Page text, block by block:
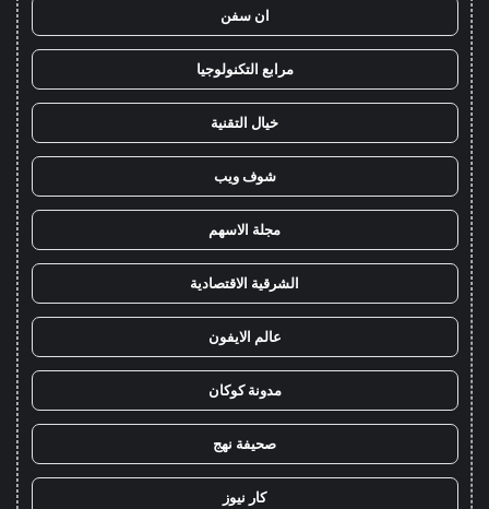
ان سفن
مرابع التكنولوجيا
خيال التقنية
شوف ويب
مجلة الاسهم
الشرقية الاقتصادية
عالم الايفون
مدونة كوكان
صحيفة نهج
كار نيوز